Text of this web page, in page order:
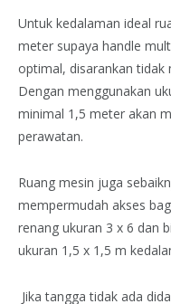
Untuk kedalaman ideal
meter supaya handle
optimal, disarankan tidak
Dengan menggunakan
minimal 1,5 meter akan
perawatan.
Ruang mesin juga
mempermudah akses
renang ukuran 3 x 6 dan
ukuran 1,5 x 1,5 m
Jika tangga tidak ada